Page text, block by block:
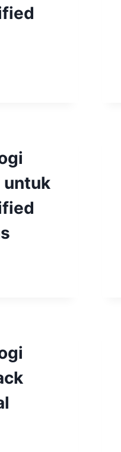
untuk